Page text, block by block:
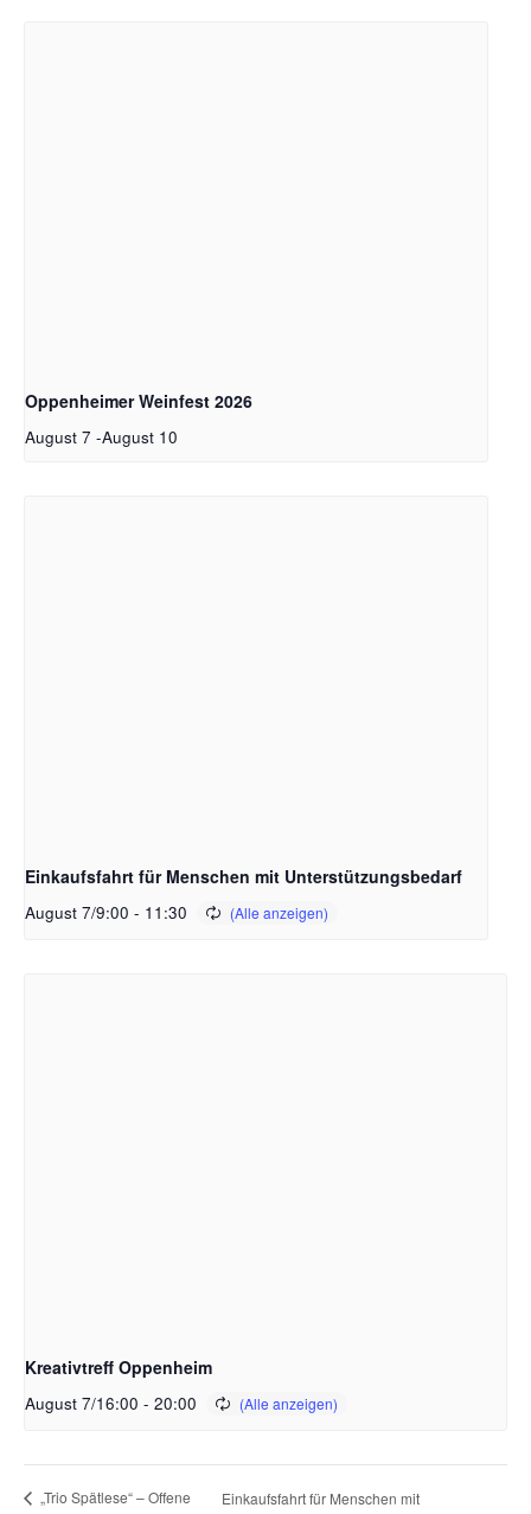
Oppenheimer Weinfest 2026
August 7 -August 10
Einkaufsfahrt für Menschen mit Unterstützungsbedarf
August 7/9:00 - 11:30
Kreativtreff Oppenheim
August 7/16:00 - 20:00
„Trio Spätlese“ – Offene
Einkaufsfahrt für Menschen mit